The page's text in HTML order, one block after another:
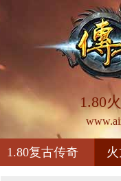
1.80
1.80复古传奇